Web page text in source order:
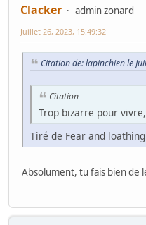
Clacker
admin zonard
Juillet 26, 2023, 15:49:32
Citation de: lapinchien le
Citation
Trop bizarre pour
Tiré de Fear and
Absolument, tu fais bien de